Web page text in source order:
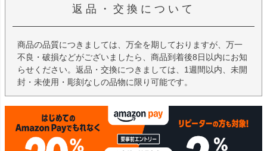
返品・交換について
商品の品質につきましては、万全を期しておりますが、万一
不良・破損などがございましたら、商品到着後8日以内にお知
らせください。返品・交換につきましては、1週間以内、未開
封・未使用・彫刻なしの品物に限り可能です。